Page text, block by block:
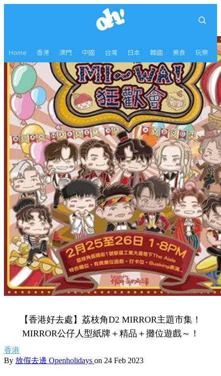
Home 香港 澳門 中國 台灣 日本 韓國 美食 玩樂
【香港好去處】荔枝角D2 MIRROR主題市集！
MIRROR公仔人型紙牌＋精品＋攤位遊戲～！
香港
By 放假去邊 Openholidays on 24 Feb 2023